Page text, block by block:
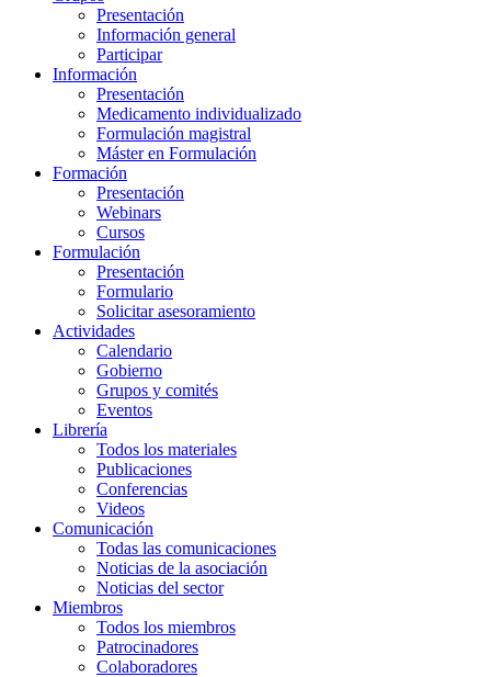
Presentación
Información general
Participar
Información
Presentación
Medicamento individualizado
Formulación magistral
Máster en Formulación
Formación
Presentación
Webinars
Cursos
Formulación
Presentación
Formulario
Solicitar asesoramiento
Actividades
Calendario
Gobierno
Grupos y comités
Eventos
Librería
Todos los materiales
Publicaciones
Conferencias
Videos
Comunicación
Todas las comunicaciones
Noticias de la asociación
Noticias del sector
Miembros
Todos los miembros
Patrocinadores
Colaboradores